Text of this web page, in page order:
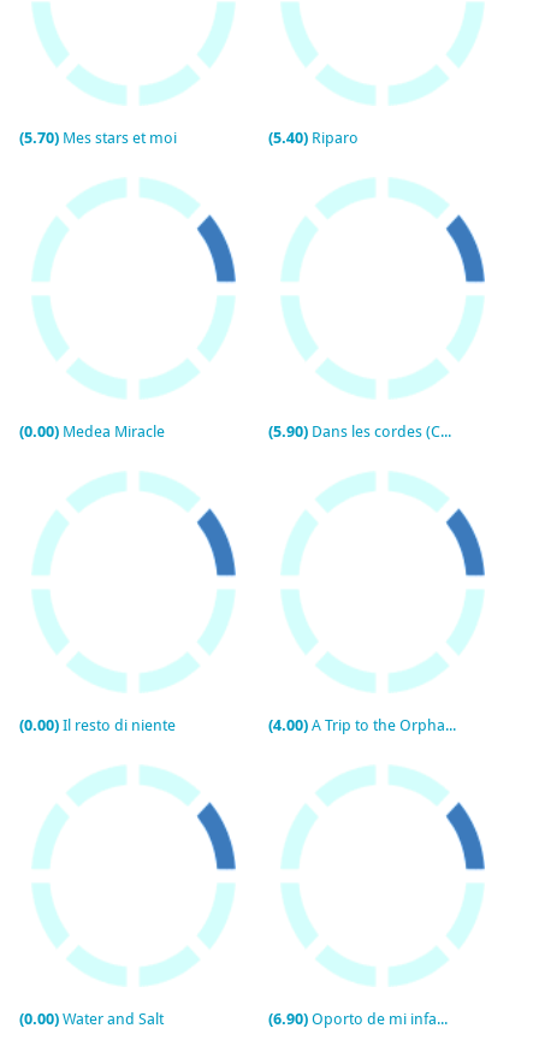
(5.70) Mes stars et moi (5.40) Riparo
(0.00) Medea Miracle (5.90) Dans les cordes (Contra las cuerdas)
(0.00) Il resto di niente (4.00)A Trip to the Orphanage (C)
(0.00) Water and Salt (6.90)Oporto de mi infancia